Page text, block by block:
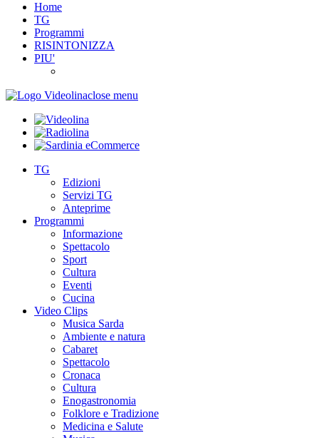
Home
TG
Programmi
RISINTONIZZA
PIU'
close menu
TG
Edizioni
Servizi TG
Anteprime
Programmi
Informazione
Spettacolo
Sport
Cultura
Eventi
Cucina
Video Clips
Musica Sarda
Ambiente e natura
Cabaret
Spettacolo
Cronaca
Cultura
Enogastronomia
Folklore e Tradizione
Medicina e Salute